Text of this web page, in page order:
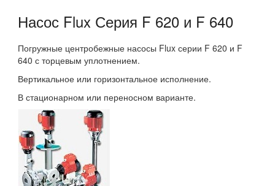
Насос Flux Серия F 620 и F 640
Погружные центробежные насосы Flux серии F 620 и F
640 с торцевым уплотнением.
Вертикальное или горизонтальное исполнение.
В стационарном или переносном варианте.